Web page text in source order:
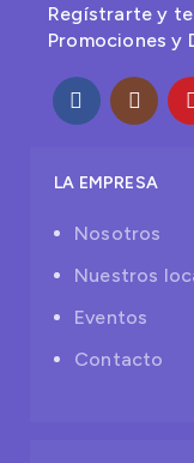
Regístrarte y
Promociones y
LA EMPRESA
Nosotros
Nuestros
Eventos
Contacto